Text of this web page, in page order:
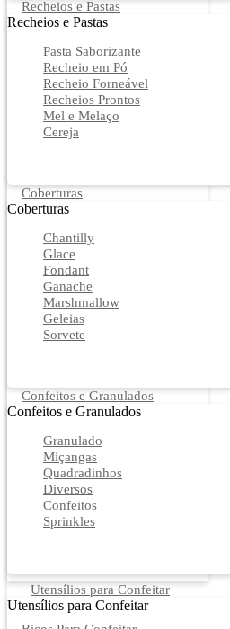
Recheios e Pastas
Recheios e Pastas
Pasta Saborizante
Recheio em Pó
Recheio Forneável
Recheios Prontos
Mel e Melaço
Cereja
Coberturas
Coberturas
Chantilly
Glace
Fondant
Ganache
Marshmallow
Geleias
Sorvete
Confeitos e Granulados
Confeitos e Granulados
Granulado
Miçangas
Quadradinhos
Diversos
Confeitos
Sprinkles
Utensílios para Confeitar
Utensílios para Confeitar